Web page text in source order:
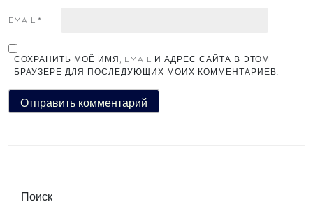
EMAIL *
СОХРАНИТЬ МОЁ ИМЯ, EMAIL И АДРЕС САЙТА В ЭТОМ
БРАУЗЕРЕ ДЛЯ ПОСЛЕДУЮЩИХ МОИХ КОММЕНТАРИЕВ.
Поиск